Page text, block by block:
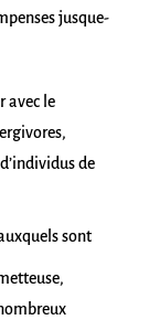
jusque-
avec le
de
sont